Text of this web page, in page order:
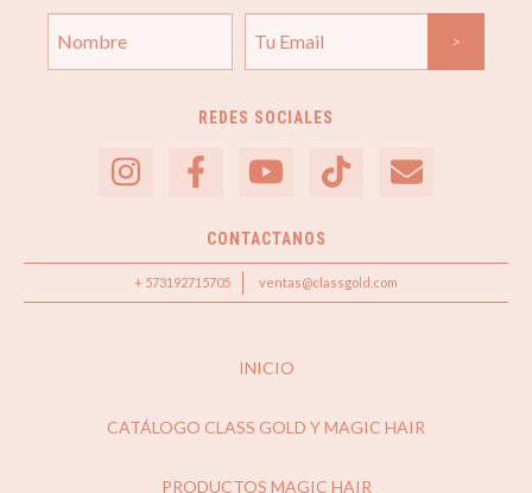
REDES SOCIALES
CONTACTANOS
+ 573192715705 ventas@classgold.com
INICIO
CATÁLOGO CLASS GOLD Y MAGIC HAIR
PRODUCTOS MAGIC HAIR